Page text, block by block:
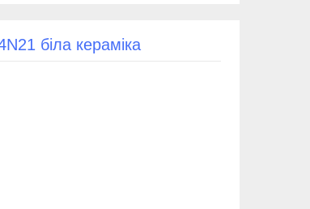
біла кераміка